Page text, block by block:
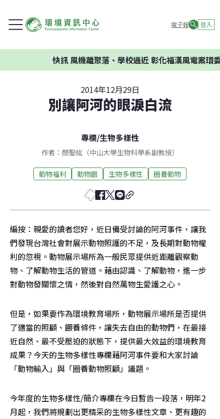
電子報 登入
風機離聚落、學校過近 彰化福漢風電案環委建議
2014年12月29日
別讓阿河的眼淚白流
專欄/生物多樣性
作者：顏聖紘（中山大學生物科學系副教授）
動物福利 動物園 生物多樣性 圈養動物
編按：親愛的讀者您好，近日備受討論的阿河事件，讓我
們發現台灣社會對展示動物照護的不足，及長期對動物權
利的忽視。動物展示場所為一般民眾提供近距離觀察動
物、了解動物生活的管道。藉由認識、了解動物，進一步
對動物發關懷之情，然後對自然萬物生愛護之心。
但是，如果要作為環境教育場所，動物展示場所是否提供
了適當的照顧、餵養條件，讓失去自由的動物們，在最接
近自然、最不受壓迫的狀態下，提供最大效益的環境教育
成果？今天的生物多樣性專欄藉阿河事件要和大家討論
「動物輸入」與「圈養動物照顧」議題。
今年度的生物多樣性/簡介專欄在今日暫告一段落，明年2
月起，我們將規劃出更精采的生物多樣性文章、更有趣的